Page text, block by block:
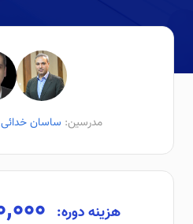
مدرسین: ساسان خدائی
هزینه دوره: